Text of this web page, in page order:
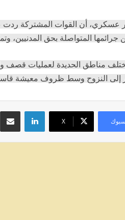
عسكري، أن القوات المشتركة ردت
جرائمها المتواصلة بحق المدنيين،
مناطق الحديدة لعمليات قصف
إلى النزوح وسط ظروف معيشة
‫X
لينكدإن